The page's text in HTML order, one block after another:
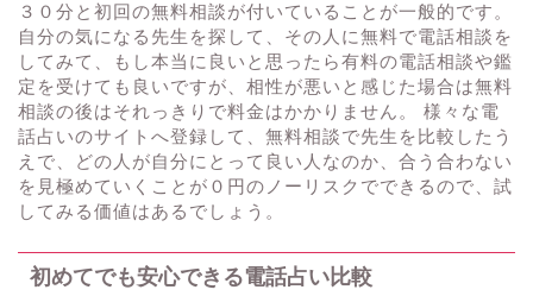
３０分と初回の無料相談が付いていることが一般的です。
自分の気になる先生を探して、その人に無料で電話相談を
してみて、もし本当に良いと思ったら有料の電話相談や鑑
定を受けても良いですが、相性が悪いと感じた場合は無料
相談の後はそれっきりで料金はかかりません。 様々な電
話占いのサイトへ登録して、無料相談で先生を比較したう
えで、どの人が自分にとって良い人なのか、合う合わない
を見極めていくことが０円のノーリスクでできるので、試
してみる価値はあるでしょう。
初めてでも安心できる電話占い比較